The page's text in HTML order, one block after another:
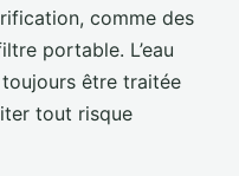
comme des
portable. L’eau
être traitée
tout risque